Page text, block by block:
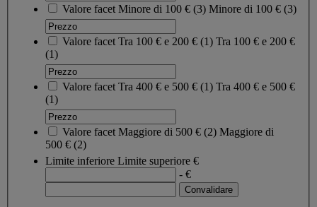
Valore facet Minore di 100 € (3) Minore di 100 € (3)
Valore facet Tra 100 € e 200 € (1) Tra 100 € e 200 €
(1)
Valore facet Tra 400 € e 500 € (1) Tra 400 € e 500 €
(1)
Valore facet Maggiore di 500 € (2) Maggiore di
500 € (2)
Limite inferiore Limite superiore €
- €